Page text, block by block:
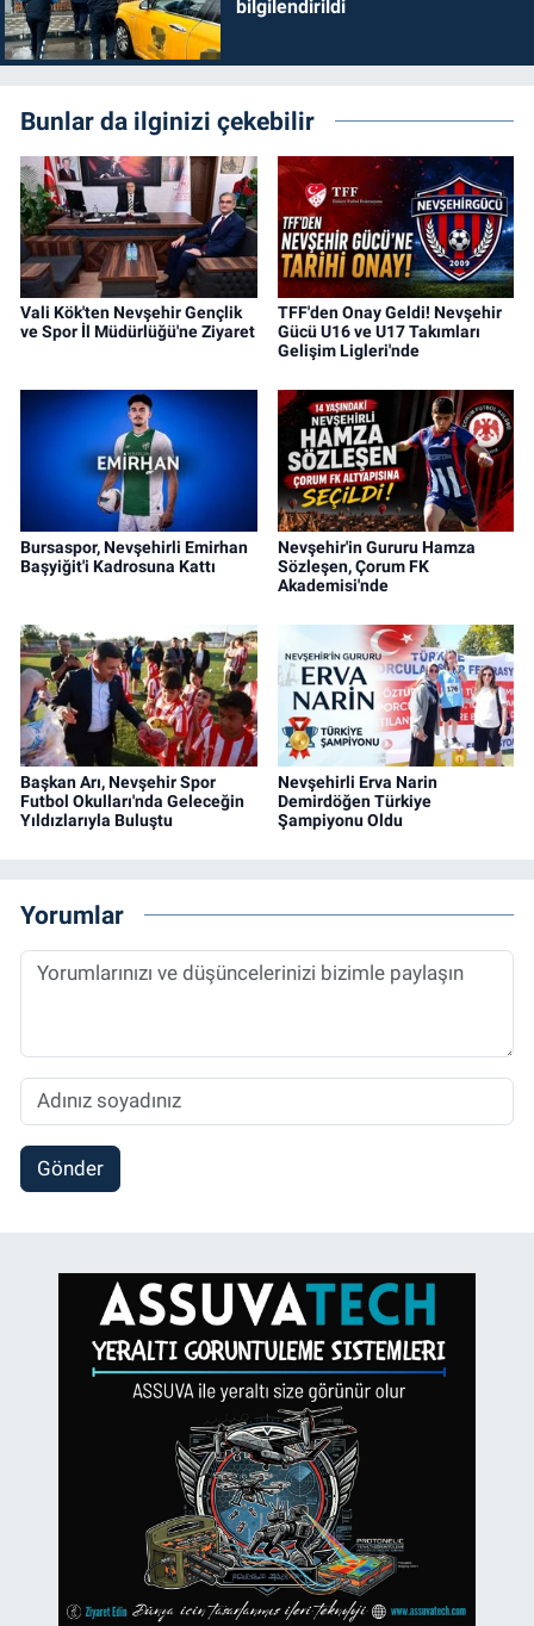
bilgilendirildi
Bunlar da ilginizi çekebilir
Vali Kök'ten Nevşehir Gençlik
ve Spor İl Müdürlüğü'ne Ziyaret
TFF'den Onay Geldi! Nevşehir
Gücü U16 ve U17 Takımları
Gelişim Ligleri'nde
Bursaspor, Nevşehirli Emirhan
Başyiğit'i Kadrosuna Kattı
Nevşehir'in Gururu Hamza
Sözleşen, Çorum FK
Akademisi'nde
Başkan Arı, Nevşehir Spor
Futbol Okulları'nda Geleceğin
Yıldızlarıyla Buluştu
Nevşehirli Erva Narin
Demirdöğen Türkiye
Şampiyonu Oldu
Yorumlar
Gönder